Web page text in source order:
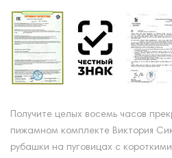
Получите целых восемь часов
пижамном комплекте Виктория
рубашки на пуговицах с